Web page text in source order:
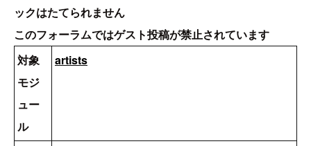
ックはたてられません
このフォーラムではゲスト投稿が禁止されています
対象
モジ
ュー
ル
artists